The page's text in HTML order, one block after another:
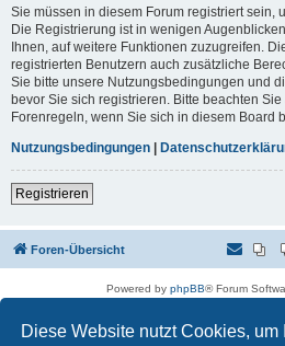
Diese Website nutzt Cookies, um
Sie müssen in diesem Forum registriert sein,
Die Registrierung ist in wenigen
Ihnen, auf weitere Funktionen zuzugreifen.
registrierten Benutzern auch zusätzliche
Sie bitte unsere Nutzungsbedingungen und
bevor Sie sich registrieren. Bitte beachten
Forenregeln, wenn Sie sich in diesem Board
Nutzungsbedingungen |
Registrieren
Foren-Übersicht
Powered by phpBB® Forum
Datenschutz|